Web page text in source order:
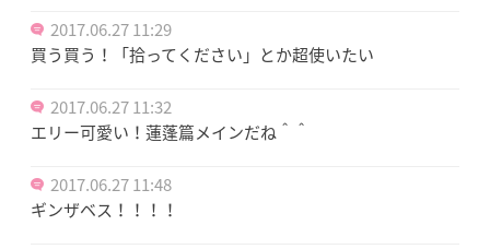
2017.06.27 11:29
買う買う！「拾ってください」とか超使いたい
2017.06.27 11:32
エリー可愛い！蓮蓬篇メインだね＾＾
2017.06.27 11:48
ギンザベス！！！！